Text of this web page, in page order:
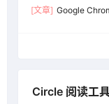
[文章] Google
Circle 阅读工